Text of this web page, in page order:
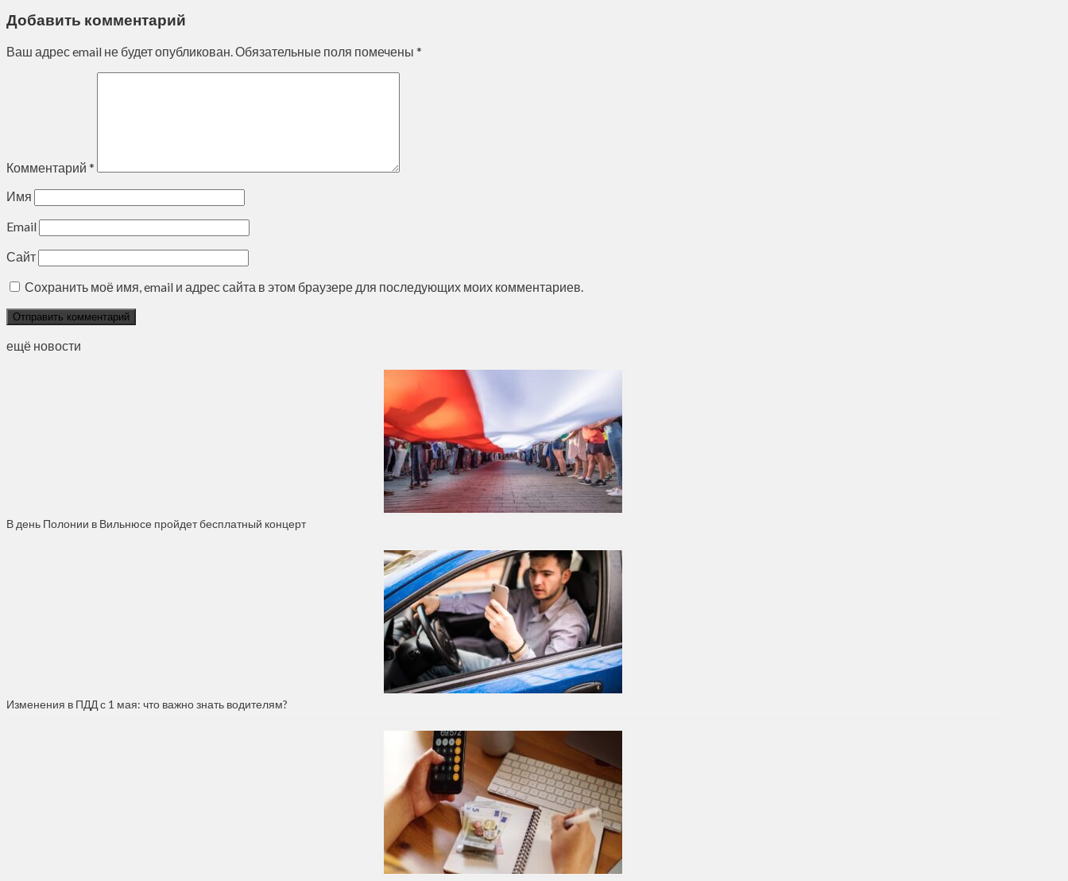
Добавить комментарий
Ваш адрес email не будет опубликован.Обязательные поля помечены *
Комментарий *
Имя
Email
Сайт
Сохранить моё имя, email и адрес сайта в этом браузере для последующих моих комментариев.
ещё новости
В день Полонии в Вильнюсе пройдет бесплатный концерт
Изменения в ПДД с 1 мая: что важно знать водителям?